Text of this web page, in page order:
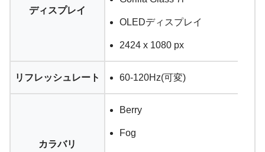
ディスプレイ
OLEDディスプレイ
2424 x 1080 px
リフレッシュレート 60-120Hz(可変)
カラバリ
Berry
Fog